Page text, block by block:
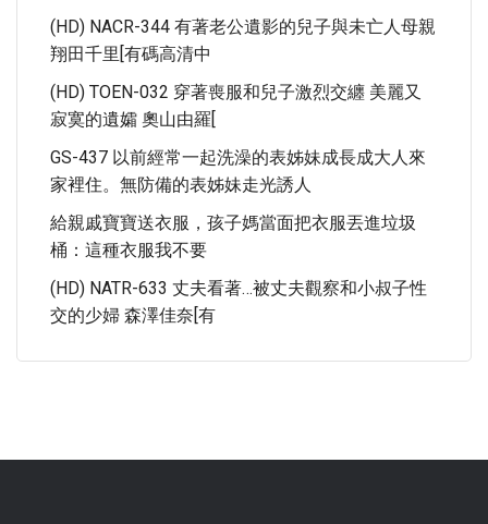
(HD) NACR-344 有著老公遺影的兒子與未亡人母親
翔田千里[有碼高清中
(HD) TOEN-032 穿著喪服和兒子激烈交纏 美麗又
寂寞的遺孀 奧山由羅[
GS-437 以前經常一起洗澡的表姊妹成長成大人來
家裡住。無防備的表姊妹走光誘人
給親戚寶寶送衣服，孩子媽當面把衣服丟進垃圾
桶：這種衣服我不要
(HD) NATR-633 丈夫看著…被丈夫觀察和小叔子性
交的少婦 森澤佳奈[有